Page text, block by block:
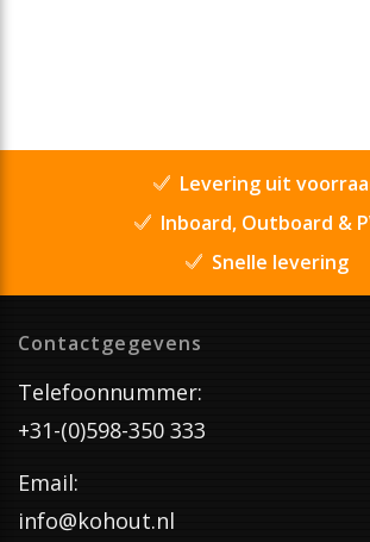
Levering uit
Inboard, Outboard &
Snelle levering
Contactgegevens
Telefoonnummer:
+31-(0)598-350 333
Email:
info@kohout.nl